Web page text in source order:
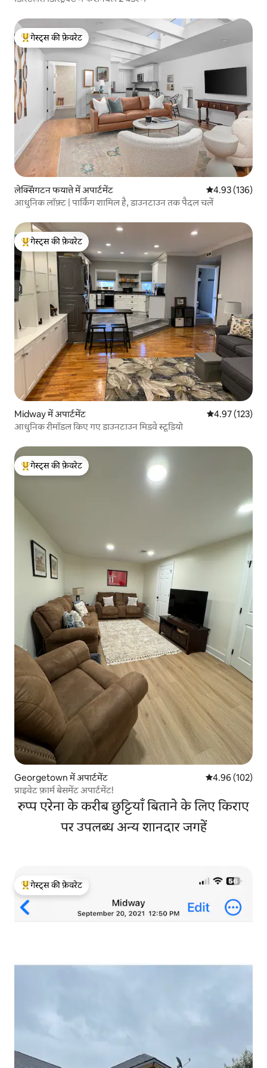
गेस्ट्स का टॉप फ़ेवरेट
गेस्ट्स की फ़ेवरेट
लेक्सिंगटन फयात्ते में अपार्टमेंट औसत रेटिंग 5 में से
4.93 (136)
आधुनिक लॉफ़्ट | पार्किंग शामिल है, डाउनटाउन तक पैदल चलें
गेस्ट्स का टॉप फ़ेवरेट
गेस्ट्स की फ़ेवरेट
Midway में अपार्टमेंट औसत रेटिंग 5 में से
4.97 (123)
आधुनिक रीमॉडल किए गए डाउनटाउन मिडवे स्टूडियो
गेस्ट्स का टॉप फ़ेवरेट
गेस्ट्स की फ़ेवरेट
Georgetown में अपार्टमेंट औसत रेटिंग 5 में से
4.96 (102)
प्राइवेट फ़ार्म बेसमेंट अपार्टमेंट!
रुप्प एरेना के करीब छुट्टियाँ बिताने के लिए किराए
पर उपलब्ध अन्य शानदार जगहें
गेस्ट्स का टॉप फ़ेवरेट
गेस्ट्स की फ़ेवरेट